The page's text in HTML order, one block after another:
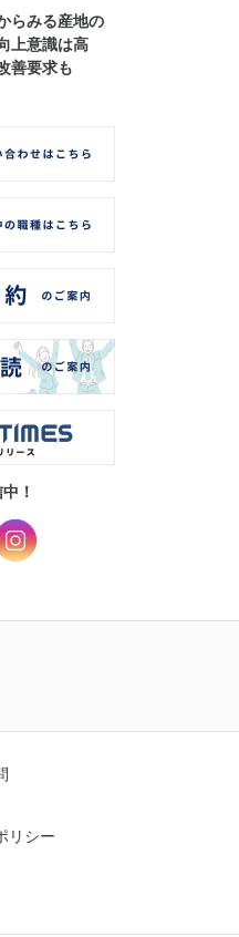
らみる産地の
上意識は高
善要求も
！
リシー